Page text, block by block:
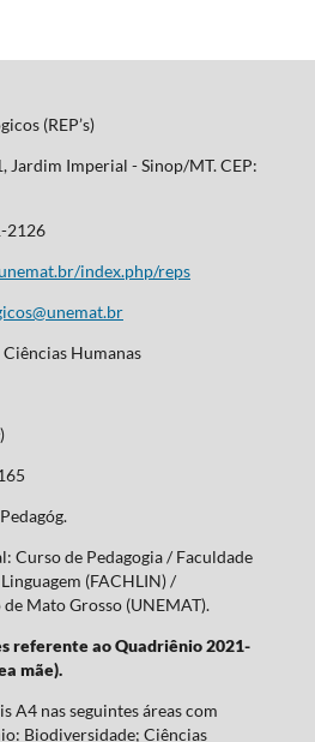
(REP’s)
Jardim Imperial - Sinop/MT. CEP:
2126
index.php/reps
Humanas
)
Curso de Pedagogia / Faculdade
(FACHLIN) /
Mato Grosso (UNEMAT).
referente ao Quadriênio 2021-
mãe).
A4 nas seguintes áreas com
Biodiversidade; Ciências